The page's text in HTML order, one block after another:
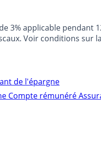
3% applicable pendant
Voir conditions sur
de l'épargne
Compte rémunéré